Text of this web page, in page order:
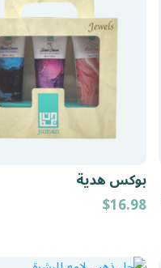
بوكس هدية
$16.98